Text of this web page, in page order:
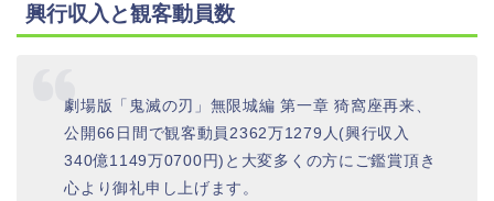
興行収入と観客動員数
劇場版「鬼滅の刃」無限城編 第一章 猗窩座再来、
公開66日間で観客動員2362万1279人(興行収入
340億1149万0700円)と大変多くの方にご鑑賞頂き
心より御礼申し上げます。